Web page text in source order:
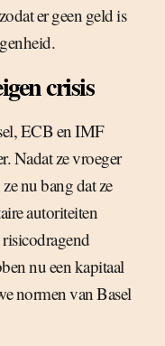
er geen geld is
crisis
ECB en IMF
Nadat ze vroeger
nu bang dat ze
autoriteiten
risicodragend
nu een kapitaal
normen van Basel